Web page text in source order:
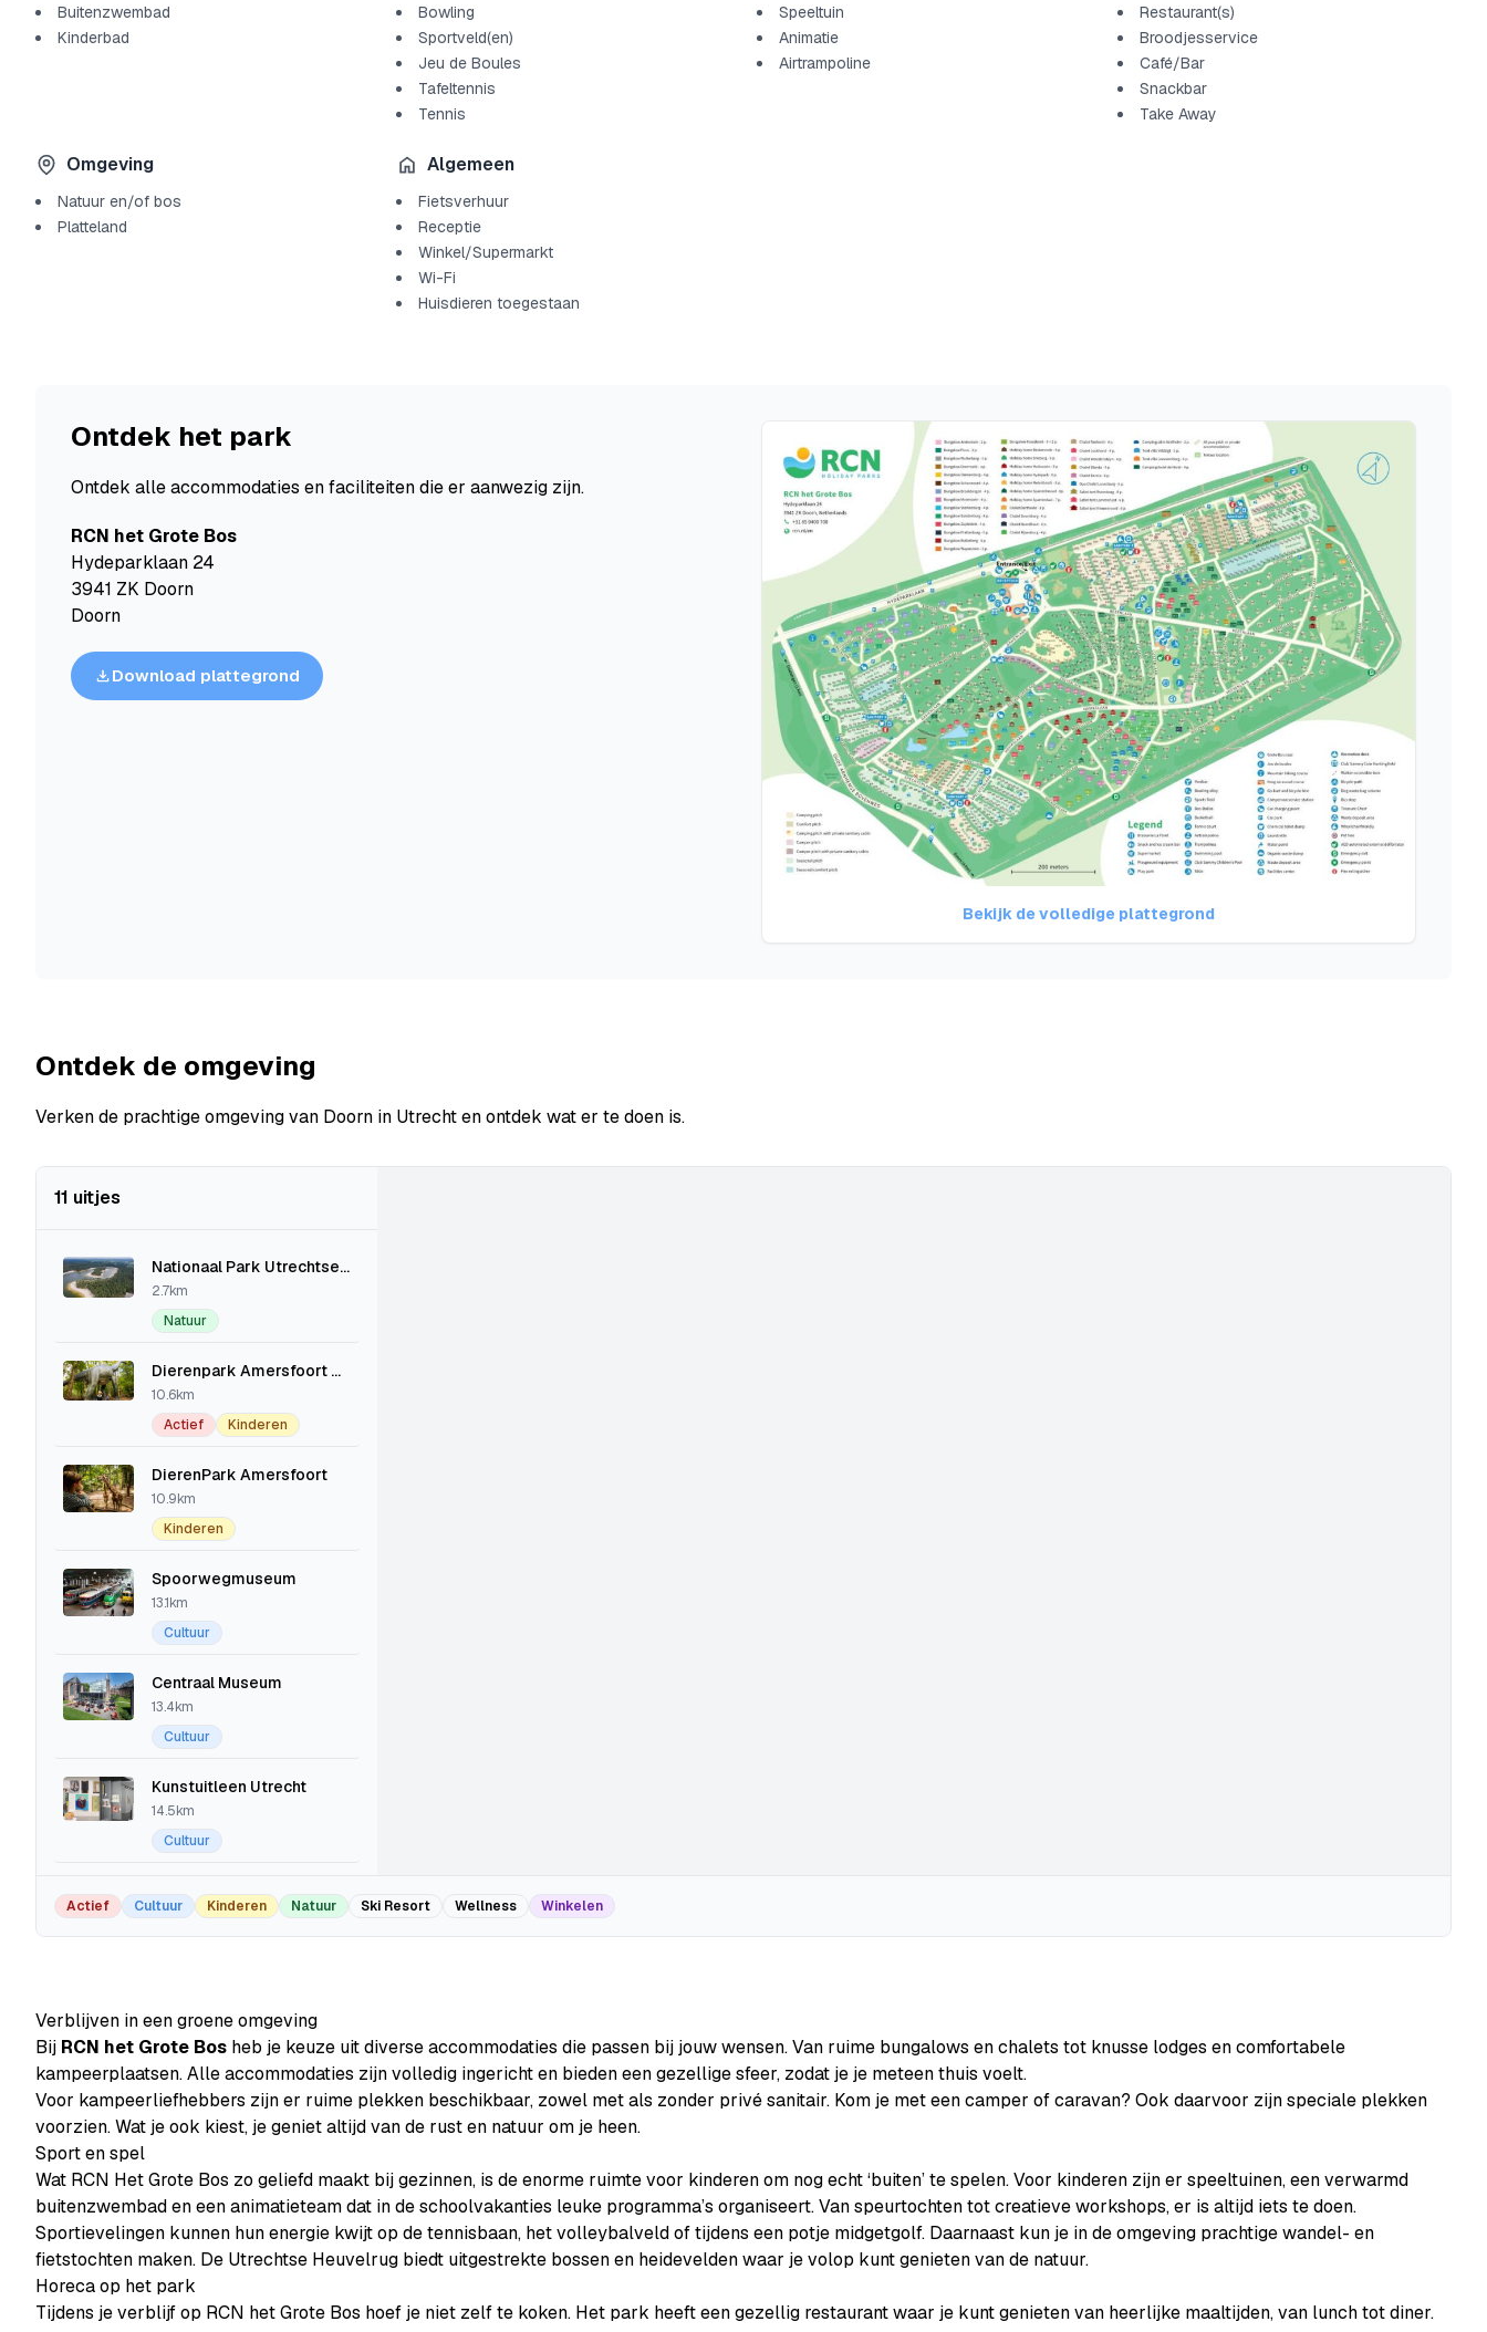
Buitenzwembad
Kinderbad
Bowling
Sportveld(en)
Jeu de Boules
Tafeltennis
Tennis
Speeltuin
Animatie
Airtrampoline
Restaurant(s)
Broodjesservice
Café/Bar
Snackbar
Take Away
Omgeving
Natuur en/of bos
Platteland
Algemeen
Fietsverhuur
Receptie
Winkel/Supermarkt
Wi-Fi
Huisdieren toegestaan
Ontdek het park
Ontdek alle accommodaties en faciliteiten die er aanwezig zijn.
RCN het Grote Bos
Hydeparklaan 24
3941 ZK Doorn
Doorn
Download plattegrond
Bekijk de volledige plattegrond
Ontdek de omgeving
Verken de prachtige omgeving van Doorn in Utrecht en ontdek wat er te doen is.
11 uitjes
Nationaal Park Utrechtse Heuvelrug
2.7km
Natuur
Dierenpark Amersfoort DinoPark
10.6km
Actief
Kinderen
DierenPark Amersfoort
10.9km
Kinderen
Spoorwegmuseum
13.1km
Cultuur
Centraal Museum
13.4km
Cultuur
Kunstuitleen Utrecht
14.5km
Cultuur
Thermen Maarssen
18.8km
21.7km
Kinderen
Kasteel de Haar
23.7km
Geofort
24.8km
Cultuur
Natuur
Het Arsenaal
Actief Cultuur Kinderen Natuur Ski Resort Wellness Winkelen
Verblijven in een groene omgeving
Bij RCN het Grote Bos heb je keuze uit diverse accommodaties die passen bij jouw wensen. Van ruime bungalows en chalets tot knusse lodges en comfortabele
kampeerplaatsen. Alle accommodaties zijn volledig ingericht en bieden een gezellige sfeer, zodat je je meteen thuis voelt.
Voor kampeerliefhebbers zijn er ruime plekken beschikbaar, zowel met als zonder privé sanitair. Kom je met een camper of caravan? Ook daarvoor zijn speciale plekken
voorzien. Wat je ook kiest, je geniet altijd van de rust en natuur om je heen.
Sport en spel
Wat RCN Het Grote Bos zo geliefd maakt bij gezinnen, is de enorme ruimte voor kinderen om nog echt ‘buiten’ te spelen. Voor kinderen zijn er speeltuinen, een verwarmd
buitenzwembad en een animatieteam dat in de schoolvakanties leuke programma’s organiseert. Van speurtochten tot creatieve workshops, er is altijd iets te doen.
Sportievelingen kunnen hun energie kwijt op de tennisbaan, het volleybalveld of tijdens een potje midgetgolf. Daarnaast kun je in de omgeving prachtige wandel- en
fietstochten maken. De Utrechtse Heuvelrug biedt uitgestrekte bossen en heidevelden waar je volop kunt genieten van de natuur.
Horeca op het park
Tijdens je verblijf op RCN het Grote Bos hoef je niet zelf te koken. Het park heeft een gezellig restaurant waar je kunt genieten van heerlijke maaltijden, van lunch tot diner.